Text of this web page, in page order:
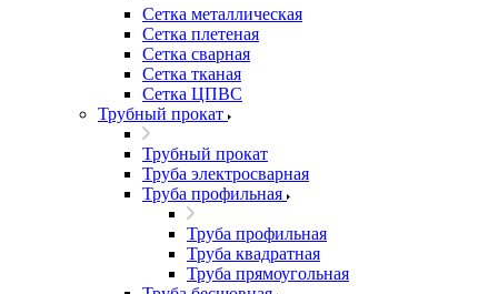
Сетка металлическая
Сетка плетеная
Сетка сварная
Сетка тканая
Сетка ЦПВС
Трубный прокат
Трубный прокат
Труба электросварная
Труба профильная
Труба профильная
Труба квадратная
Труба прямоугольная